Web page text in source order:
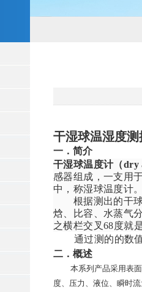
干湿球温湿度
一．简介
干湿球温度计（dry
感器组成，一支用
中，称湿球温度计
根据测出的干球
焓、比容、水蒸气
之横栏交叉68度就
通过测的的数
二．概述
本系列产品采用表
度、压力、液位、瞬时